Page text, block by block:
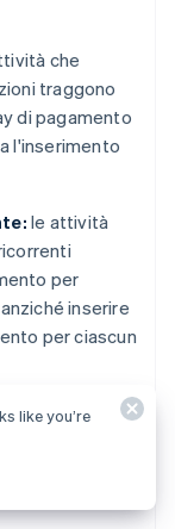
che
traggono
di pagamento
l'inserimento
le attività
per
inserire
per ciascun
le attività
solitamente
che
like you’re